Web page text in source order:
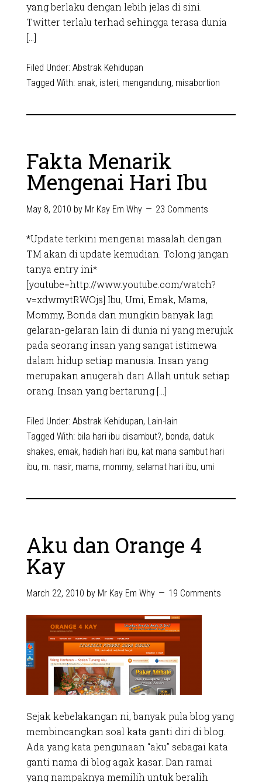
yang berlaku dengan lebih jelas di sini.
Twitter terlalu terhad sehingga terasa dunia
[…]
Filed Under: Abstrak Kehidupan
Tagged With: anak, isteri, mengandung, misabortion
Fakta Menarik
Mengenai Hari Ibu
May 8, 2010 by Mr Kay Em Why 23 Comments
*Update terkini mengenai masalah dengan
TM akan di update kemudian. Tolong jangan
tanya entry ini*
[youtube=http://www.youtube.com/watch?
v=xdwmytRWOjs] Ibu, Umi, Emak, Mama,
Mommy, Bonda dan mungkin banyak lagi
gelaran-gelaran lain di dunia ni yang merujuk
pada seorang insan yang sangat istimewa
dalam hidup setiap manusia. Insan yang
merupakan anugerah dari Allah untuk setiap
orang. Insan yang bertarung […]
Filed Under: Abstrak Kehidupan, Lain-lain
Tagged With: bila hari ibu disambut?, bonda, datuk
shakes, emak, hadiah hari ibu, kat mana sambut hari
ibu, m. nasir, mama, mommy, selamat hari ibu, umi
Aku dan Orange 4
Kay
March 22, 2010 by Mr Kay Em Why 19 Comments
Sejak kebelakangan ni, banyak pula blog yang
membincangkan soal kata ganti diri di blog.
Ada yang kata pengunaan “aku” sebagai kata
ganti nama di blog agak kasar. Dan ramai
yang nampaknya memilih untuk beralih